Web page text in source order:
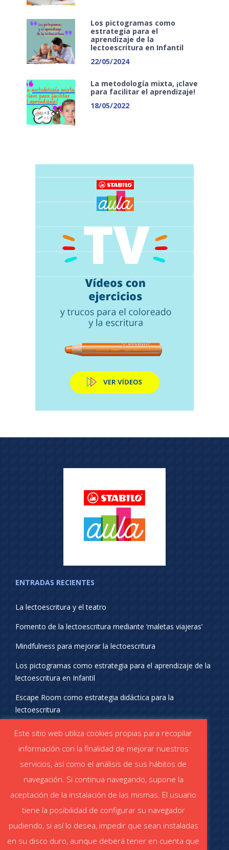
Los pictogramas como
estrategia para el
aprendizaje de la
lectoescritura en Infantil
22/05/2024
La metodología mixta, ¡clave
para facilitar el aprendizaje!
18/05/2022
ENTRADAS RECIENTES
La lectoescritura y el teatro
Fomento de la lectoescritura mediante ‘maletas viajeras’
Mindfulness para mejorar la lectoescritura
Los pictogramas como estrategia para el aprendizaje de la
lectoescritura en Infantil
Escape Room como estrategia didáctica para la
lectoescritura
¡SÍGUENOS EN REDES SOCIALES!
Catálogo STABILO (PDF) Catálogo ESCOLAR (PDF)
Este sitio web utiliza cookies propias para recopilar
información con la finalidad de mejorar nuestros
servicios, así como el análisis de sus hábitos de
navegación. Si continua navegando, supone la
aceptación de la instalación de las mismas. El usuario
tiene la posibilidad de configurar su navegador
pudiendo, si así lo desea, impedir que sean instaladas
en su disco duro, aunque deberá tener en cuenta que